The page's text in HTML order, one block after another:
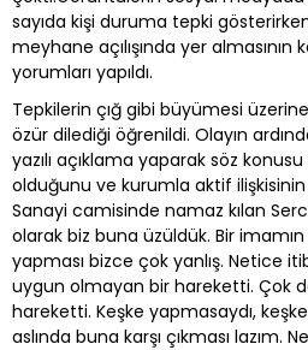
sayıda kişi duruma tepki
meyhane açılışında yer
yorumları yapıldı.
Tepkilerin çığ gibi büyümesi
özür dilediği öğrenildi. Olayın
yazılı açıklama yaparak söz
olduğunu ve kurumla aktif ilişkisinin
Sanayi camisinde namaz kılan
olarak biz buna üzüldük. Bir
yapması bizce çok yanlış. Netice
uygun olmayan bir hareketti. Çok
hareketti. Keşke yapmasaydı,
aslında buna karşı çıkması lazım.